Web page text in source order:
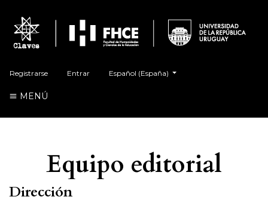
Registrarse Entrar Español (España)
MENÚ
Equipo editorial
Dirección